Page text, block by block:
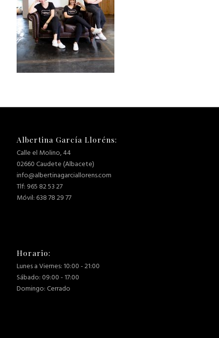
Albertina García Lloréns:
Calle el Molino, 44
02660 Caudete (Albacete)
info@albertinagarciallorens.com
Tlf: 965 82 53 27
Móvil: 638 78 29 77
Horario:
Lunes a Viernes: 10:00 - 21:00
Sábado: 09:00 - 17:00
Domingo: Cerrado